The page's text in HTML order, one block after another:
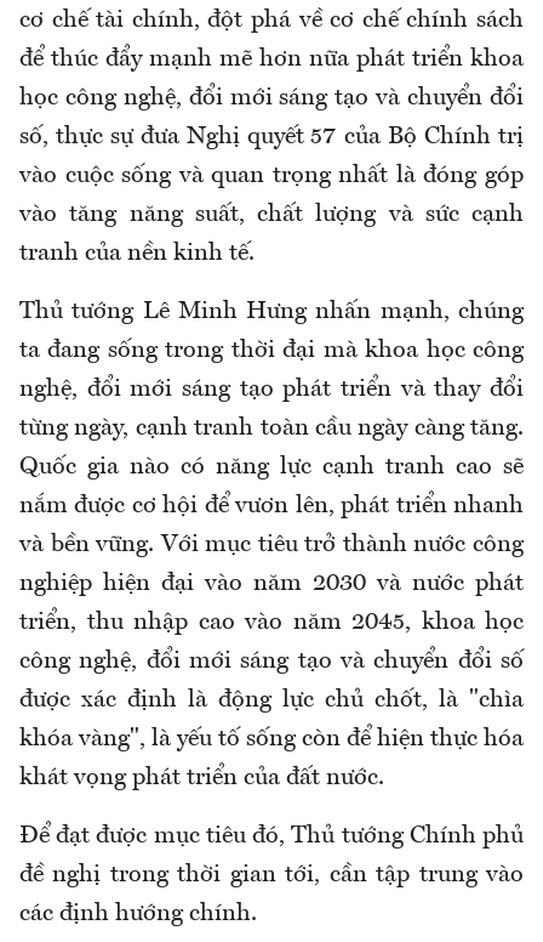
cơ chế tài chính, đột phá về cơ chế chính sách
để thúc đẩy mạnh mẽ hơn nữa phát triển khoa
học công nghệ, đổi mới sáng tạo và chuyển đổi
số, thực sự đưa Nghị quyết 57 của Bộ Chính trị
vào cuộc sống và quan trọng nhất là đóng góp
vào tăng năng suất, chất lượng và sức cạnh
tranh của nền kinh tế.
Thủ tướng Lê Minh Hưng nhấn mạnh, chúng
ta đang sống trong thời đại mà khoa học công
nghệ, đổi mới sáng tạo phát triển và thay đổi
từng ngày, cạnh tranh toàn cầu ngày càng tăng.
Quốc gia nào có năng lực cạnh tranh cao sẽ
nắm được cơ hội để vươn lên, phát triển nhanh
và bền vững. Với mục tiêu trở thành nước công
nghiệp hiện đại vào năm 2030 và nước phát
triển, thu nhập cao vào năm 2045, khoa học
công nghệ, đổi mới sáng tạo và chuyển đổi số
được xác định là động lực chủ chốt, là "chìa
khóa vàng", là yếu tố sống còn để hiện thực hóa
khát vọng phát triển của đất nước.
Để đạt được mục tiêu đó, Thủ tướng Chính phủ
đề nghị trong thời gian tới, cần tập trung vào
các định hướng chính.